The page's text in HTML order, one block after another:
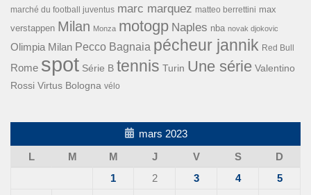
marché du football juventus marc marquez matteo berrettini max
verstappen Milan Monza motogp Naples nba novak djokovic
Olimpia Milan Pecco Bagnaia pécheur jannik Red Bull
Rome spot Série B tennis Turin Une série Valentino
Rossi Virtus Bologna vélo
mars 2023
L
M M J V S
D
1
2 3 4
5